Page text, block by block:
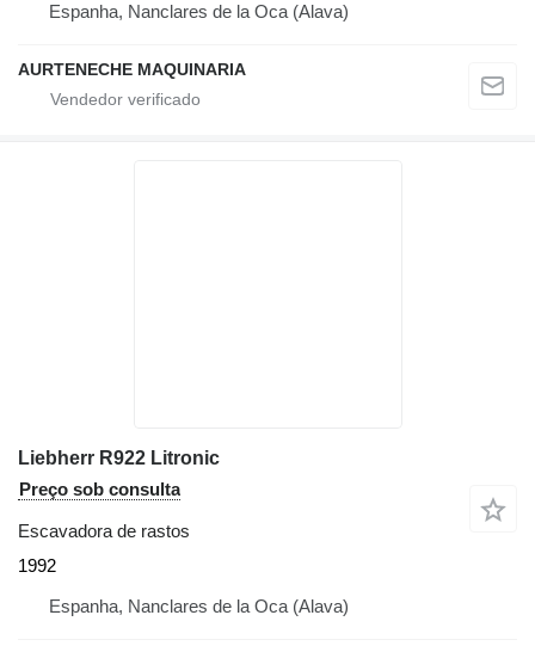
Espanha, Nanclares de la Oca (Alava)
AURTENECHE MAQUINARIA
Liebherr R922 Litronic
Preço sob consulta
Escavadora de rastos
1992
Espanha, Nanclares de la Oca (Alava)